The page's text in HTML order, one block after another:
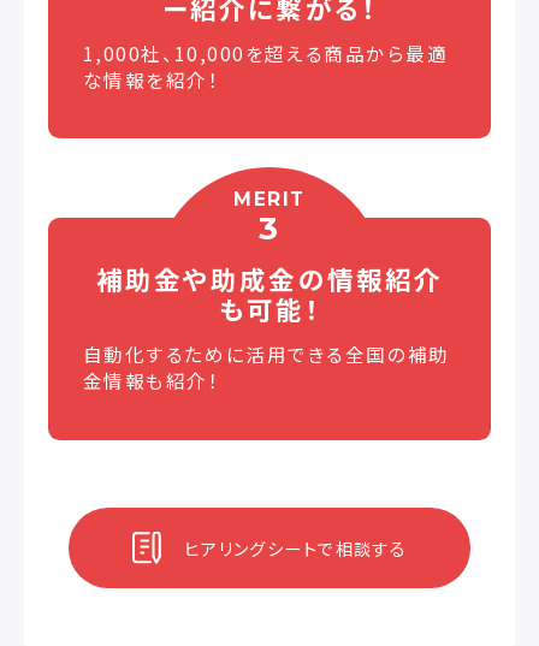
1,000社、10,000を超える商品から最適
な情報を紹介！
MERIT
3
補助金や助成金の情報紹介
も可能！
自動化するために活用できる全国の補助
金情報も紹介！
ヒアリングシートで相談する